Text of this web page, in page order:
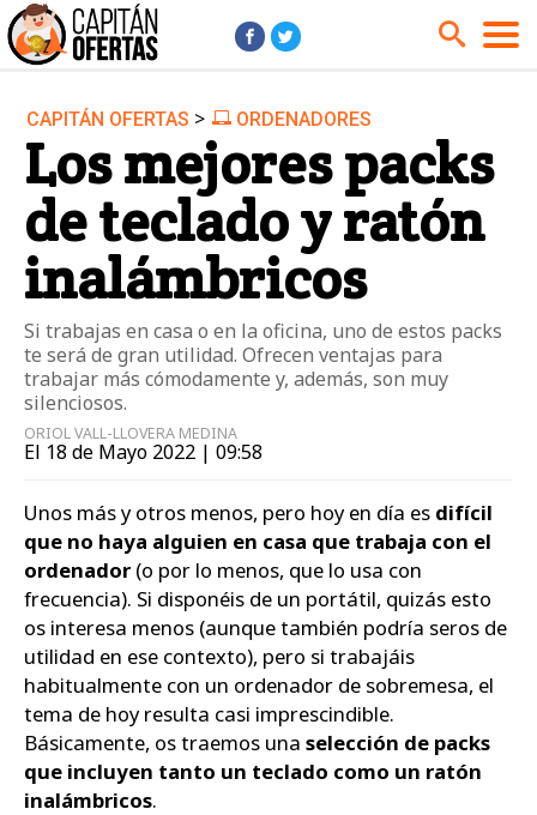
Audio y Música
Cámaras
Cine y Series
Coches
Deportes
Financiero
Hogar
Hoteles
Jardín
Juguetes
Libros
Moda él
Moda ella
Motos
Móviles
Ordenadores
Videojuegos
Vuelos
Zapatos
CAPITÁN OFERTAS > ORDENADORES
Los mejores packs
de teclado y ratón
inalámbricos
Si trabajas en casa o en la oficina, uno de estos packs
te será de gran utilidad. Ofrecen ventajas para
trabajar más cómodamente y, además, son muy
silenciosos.
ORIOL VALL-LLOVERA MEDINA
El 18 de Mayo 2022 | 09:58
Unos más y otros menos, pero hoy en día es difícil
que no haya alguien en casa que trabaja con el
ordenador (o por lo menos, que lo usa con
frecuencia). Si disponéis de un portátil, quizás esto
os interesa menos (aunque también podría seros de
utilidad en ese contexto), pero si trabajáis
habitualmente con un ordenador de sobremesa, el
tema de hoy resulta casi imprescindible.
Básicamente, os traemos una selección de packs
que incluyen tanto un teclado como un ratón
inalámbricos.